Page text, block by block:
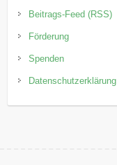
Beitrags-Feed (RSS)
Förderung
Spenden
Datenschutzerklärung